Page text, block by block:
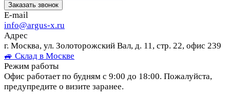
Заказать звонок
E-mail
info@argus-x.ru
Адрес
г. Москва, ул. Золоторожский Вал, д. 11, стр. 22, офис 239
🚙 Склад в Москве
Режим работы
Офис работает по будням с 9:00 до 18:00. Пожалуйста,
предупредите о визите заранее.